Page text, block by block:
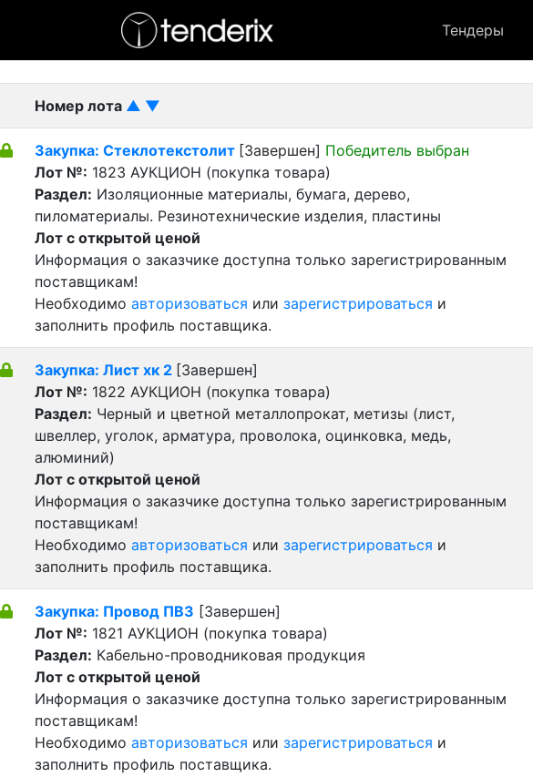
Тендеры
- Завершенный лот
Номер лота ▲ ▼
Закупка: Стеклотекстолит [Завершен] Победитель выбран
Лот №: 1823 АУКЦИОН (покупка товара)
Раздел: Изоляционные материалы, бумага, дерево,
пиломатериалы. Резинотехнические изделия, пластины
Лот с открытой ценой
Информация о заказчике доступна только зарегистрированным
поставщикам!
Необходимо авторизоваться или зарегистрироваться и
заполнить профиль поставщика.
Закупка: Лист хк 2 [Завершен]
Лот №: 1822 АУКЦИОН (покупка товара)
Раздел: Черный и цветной металлопрокат, метизы (лист,
швеллер, уголок, арматура, проволока, оцинковка, медь,
алюминий)
Лот с открытой ценой
Информация о заказчике доступна только зарегистрированным
поставщикам!
Необходимо авторизоваться или зарегистрироваться и
заполнить профиль поставщика.
Закупка: Провод ПВ3 [Завершен]
Лот №: 1821 АУКЦИОН (покупка товара)
Раздел: Кабельно-проводниковая продукция
Лот с открытой ценой
Информация о заказчике доступна только зарегистрированным
поставщикам!
Необходимо авторизоваться или зарегистрироваться и
заполнить профиль поставщика.